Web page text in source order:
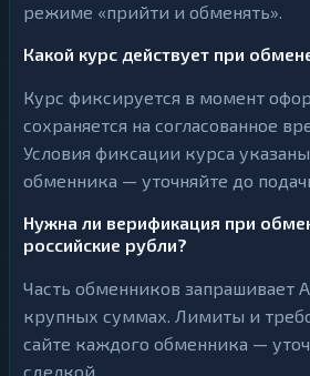
режиме «прийти и обменять».
Какой курс действует при
Курс фиксируется в момент
сохраняется на согласованное
Условия фиксации курса
обменника — уточняйте до
Нужна ли верификация при
российские рубли?
Часть обменников запрашивает
крупных суммах. Лимиты и
сайте каждого обменника —
сделкой.